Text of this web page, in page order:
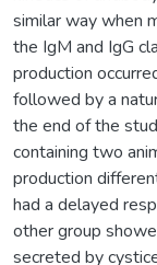
similar way when
the IgM and IgG
production
followed by a
the end of the
containing two
production
had a delayed
other group
secreted by